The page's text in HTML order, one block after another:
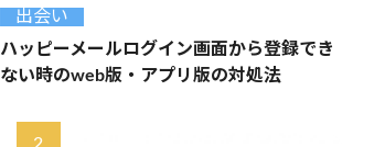
出会い
ハッピーメールログイン画面から登録でき
ない時のweb版・アプリ版の対処法